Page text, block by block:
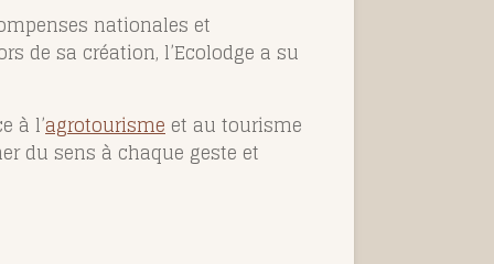
nationales et
de sa création, l’Ecolodge a su
à l’agrotourisme et au tourisme
du sens à chaque geste et